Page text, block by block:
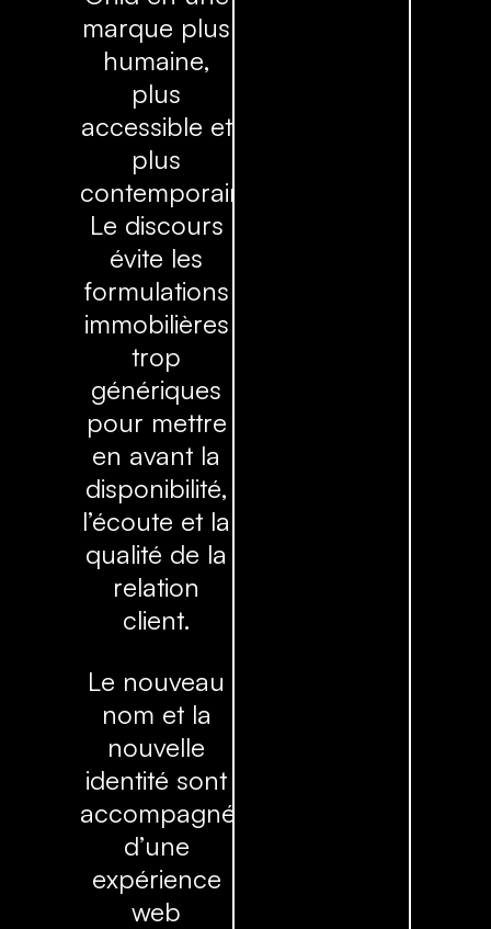
marque plus
humaine,
plus
accessible et
plus
contemporaine.
Le discours
évite les
formulations
immobilières
trop
génériques
pour mettre
en avant la
disponibilité,
l’écoute et la
qualité de la
relation
client.
Le nouveau
nom et la
nouvelle
identité sont
accompagnés
d’une
expérience
web